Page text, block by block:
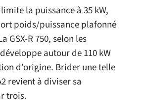
la puissance à 35 kW,
poids/puissance plafonné
GSX-R 750, selon les
autour de 110 kW
d’origine. Brider une telle
revient à diviser sa
trois.